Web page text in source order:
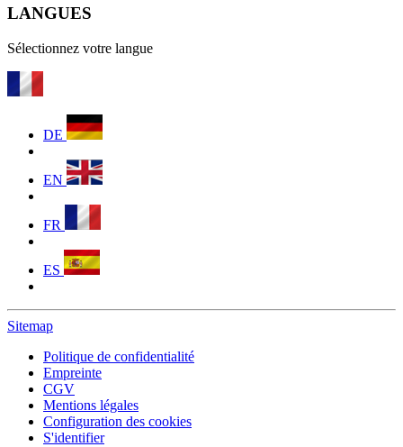
LANGUES
Sélectionnez votre langue
DE
EN
FR
ES
Sitemap
Politique de confidentialité
Empreinte
CGV
Mentions légales
Configuration des cookies
S'identifier